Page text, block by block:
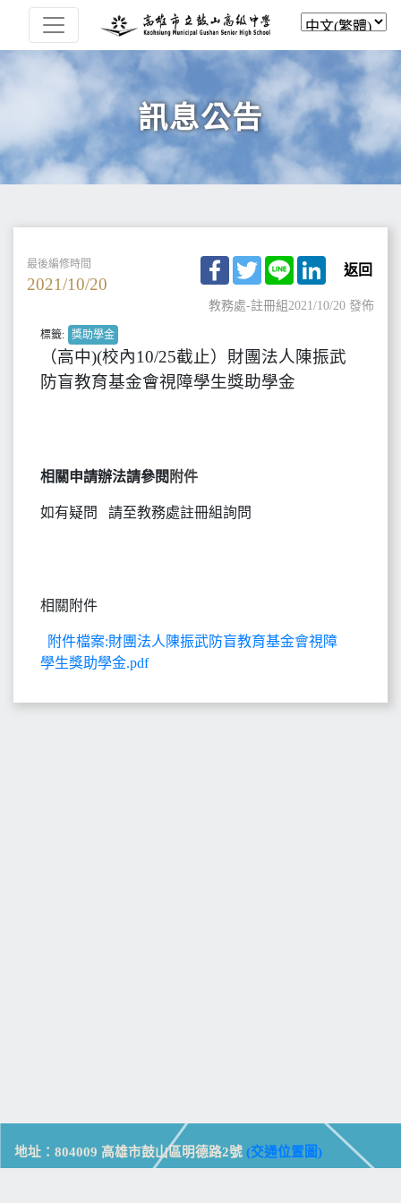
訊息公告
最後編修時間
2021/10/20
Facebook
TwitterLine LinkedIn
返回
教務處-註冊組2021/10/20 發佈
標籤: 獎助學金
（高中)(校內10/25截止）財團法人陳振武
防盲教育基金會視障學生獎助學金
相關申請辦法請參閱 附件
如有疑問 請至教務處註冊組詢問
相關附件
附件檔案:財團法人陳振武防盲教育基金會視障
學生獎助學金.pdf
地址：804009 高雄市鼓山區明德路2號 (交通位置圖)